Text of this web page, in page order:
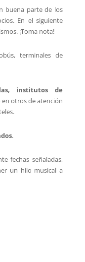
buena parte de los
En el siguiente
¡Toma nota!
terminales de
institutos de
otros de atención
.
fechas señaladas,
un hilo musical a